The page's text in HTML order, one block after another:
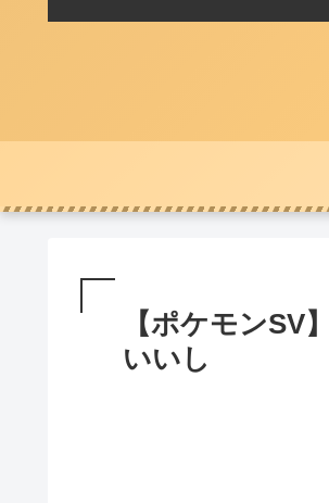
【ポケモンSV
いいし